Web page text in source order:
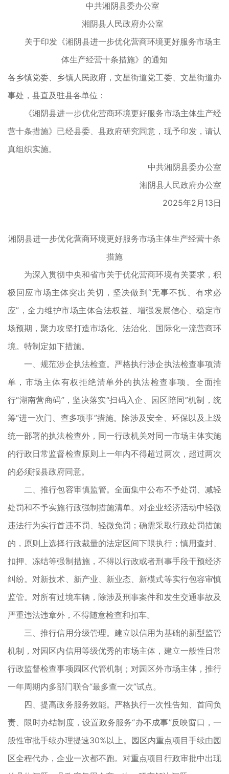
中共湘阴县委办公室
湘阴县人民政府办公室
关于印发《湘阴县进一步优化营商环境更好服务市场主
体生产经营十条措施》的通知
各乡镇党委、乡镇人民政府，文星街道党工委、文星街道办
事处，县直及驻县各单位：
《湘阴县进一步优化营商环境更好服务市场主体生产经
营十条措施》已经县委、县政府研究同意，现予印发，请认
真组织实施。
中共湘阴县委办公室
湘阴县人民政府办公室
2025年2月13日
湘阴县进一步优化营商环境更好服务市场主体生产经营十条
措施
为深入贯彻中央和省市关于优化营商环境有关要求，积
极回应市场主体突出关切，坚决做到“无事不扰、有求必
应”，全力维护市场主体合法权益、增强发展信心、稳定市
场预期，聚力攻坚打造市场化、法治化、国际化一流营商环
境。特制定如下措施。
一、规范涉企执法检查。严格执行涉企执法检查事项清
单，市场主体有权拒绝清单外的执法检查事项。全面推
行“湖南营商码”，坚决落实“扫码入企、园区陪同”机制，统
筹“进一次门、查多项事”措施。除涉及安全、环保以及上级
统一部署的执法检查外，同一行政机关对同一市场主体实施
的行政日常监督检查原则上一年内不得超过两次，超过两次
的必须报县政府同意。
二、推行包容审慎监管。全面集中公布不予处罚、减轻
处罚和不予实施行政强制措施清单。对企业经济活动中轻微
违法行为实行首违不罚、轻微免罚；确需采取行政处罚措施
的，原则上选择行政裁量的法定区间下限执行；慎用查封、
扣押、冻结等强制措施，不得以行政或者刑事手段干预经济
纠纷。对新技术、新产业、新业态、新模式等实行包容审慎
监管。对所有过境车辆，除涉及刑事案件和发生交通事故及
严重违法违章外，不得随意检查和扣车。
三、推行信用分级管理。建立以信用为基础的新型监管
机制，对园区内信用等级优秀的市场主体，建立一般性日常
行政监督检查事项园区代管机制；对园区外市场主体，推行
一年周期内多部门联合“最多查一次”试点。
四、提高政务服务效能。严格执行一次性告知、首问负
责、限时办结制度，设置政务服务“办不成事”反映窗口，一
般性审批手续办理提速30%以上。园区内重点项目手续由园
区全程代办，企业一次都不跑。对重点项目行政审批中出现